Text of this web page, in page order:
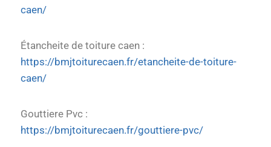
caen/
Étancheite de toiture caen :
https://bmjtoiturecaen.fr/etancheite-de-toiture-
caen/
Gouttiere Pvc :
https://bmjtoiturecaen.fr/gouttiere-pvc/